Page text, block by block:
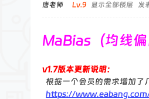
唐老师 Lv.9 显示全部楼层 发
MaBias（均线偏
v1.7版本更新说明：
根据一个会员的需求增加了
https://